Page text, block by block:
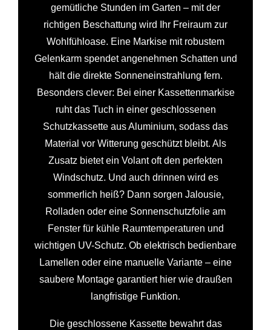
gemütliche Stunden im Garten – mit der
richtigen Beschattung wird Ihr Freiraum zur
Wohlfühloase. Eine Markise mit robustem
Gelenkarm spendet angenehmen Schatten und
hält die direkte Sonneneinstrahlung fern.
Besonders clever: Bei einer Kassettenmarkise
ruht das Tuch in einer geschlossenen
Schutzkassette aus Aluminium, sodass das
Material vor Witterung geschützt bleibt. Als
Zusatz bietet ein Volant oft den perfekten
Windschutz. Und auch drinnen wird es
sommerlich heiß? Dann sorgen Jalousie,
Rolladen oder eine Sonnenschutzfolie am
Fenster für kühle Raumtemperaturen und
wichtigen UV-Schutz. Ob elektrisch bedienbare
Lamellen oder eine manuelle Variante – eine
saubere Montage garantiert hier wie draußen
langfristige Funktion.
Die geschlossene Kassette bewahrt das